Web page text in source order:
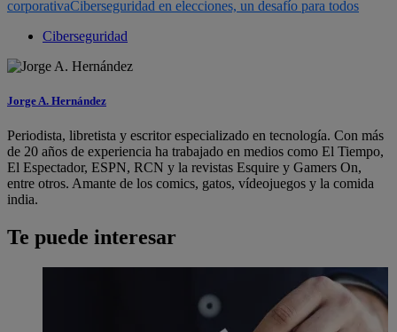
corporativaCiberseguridad en elecciones, un desafío para todos
Ciberseguridad
Jorge A. Hernández
Periodista, libretista y escritor especializado en tecnología. Con más
de 20 años de experiencia ha trabajado en medios como El Tiempo,
El Espectador, ESPN, RCN y la revistas Esquire y Gamers On,
entre otros. Amante de los comics, gatos, vídeojuegos y la comida
india.
Te puede interesar